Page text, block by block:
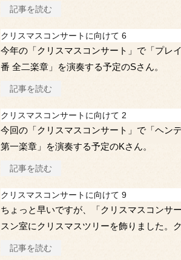
記事を読む
クリスマスコンサートに向けて 6
今年の「クリスマスコンサート」で「プレ
番 全二楽章」を演奏する予定のSさん。
記事を読む
クリスマスコンサートに向けて 2
今回の「クリスマスコンサート」で「ヘン
第一楽章」を演奏する予定のKさん。
記事を読む
クリスマスコンサートに向けて 9
ちょっと早いですが、「クリスマスコンサ
スン室にクリスマスツリーを飾りました。
記事を読む